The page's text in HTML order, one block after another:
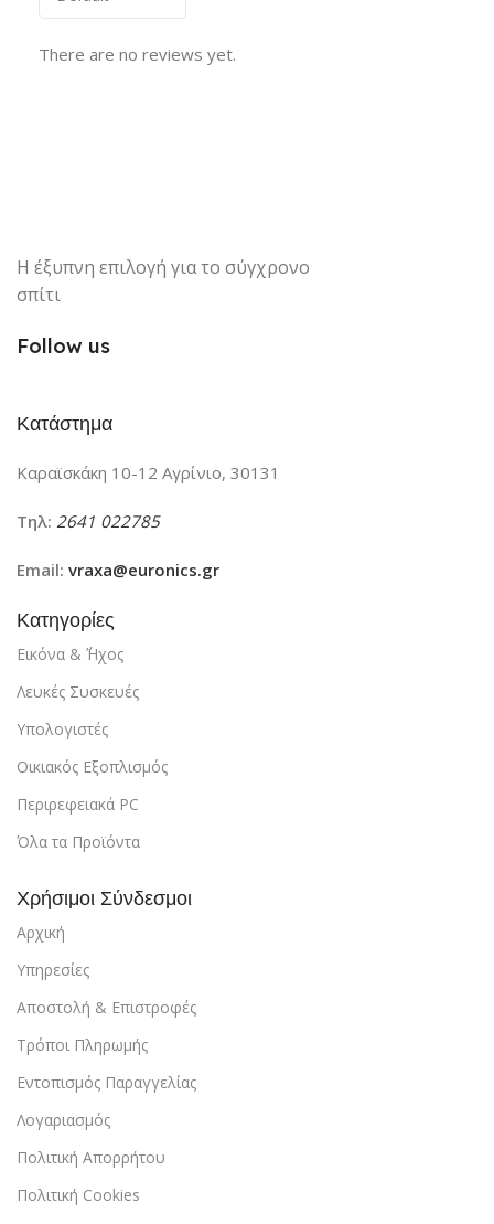
There are no reviews yet.
Η έξυπνη επιλογή για το σύγχρονο
σπίτι
Follow us
Κατάστημα
Καραϊσκάκη 10-12 Αγρίνιο, 30131
Τηλ: 2641 022785
Email: vraxa@euronics.gr
Κατηγορίες
Εικόνα & ΄Ήχος
Λευκές Συσκευές
Υπολογιστές
Οικιακός Εξοπλισμός
Περιρεφειακά PC
Όλα τα Προϊόντα
Χρήσιμοι Σύνδεσμοι
Αρχική
Υπηρεσίες
Αποστολή & Επιστροφές
Τρόποι Πληρωμής
Εντοπισμός Παραγγελίας
Λογαριασμός
Πολιτική Απορρήτου
Πολιτική Cookies